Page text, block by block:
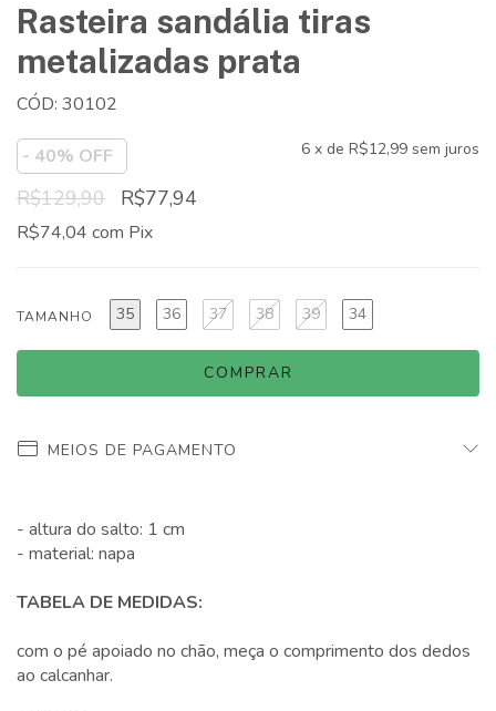
Rasteira sandália tiras
metalizadas prata
CÓD: 30102
- 40% OFF
R$129,90 R$77,94
6 x de R$12,99 sem juros
R$74,04 com Pix
TAMANHO 35 36 37 38 39 34
MEIOS DE PAGAMENTO
- altura do salto: 1 cm
- material: napa
TABELA DE MEDIDAS:
com o pé apoiado no chão, meça o comprimento dos dedos
ao calcanhar.